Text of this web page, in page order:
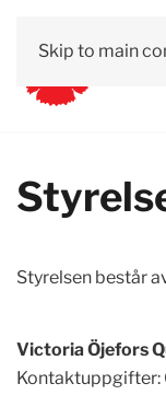
Skip to main
Styrelsen består
Victoria Öjefors
Kontaktuppgifter: